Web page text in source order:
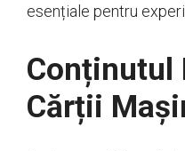
esențiale pentru
Conținutul
Cărții